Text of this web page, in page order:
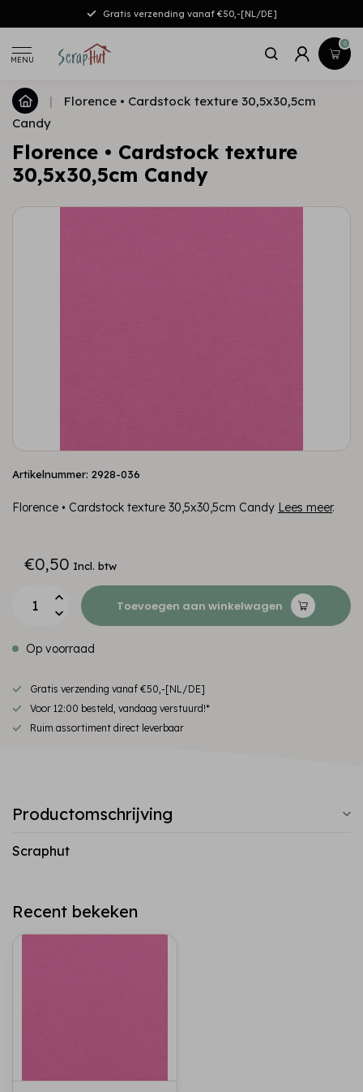
Gratis verzending vanaf €50,-[NL/DE]
MENU
0
|
Florence • Cardstock texture 30,5x30,5cm
Candy
Florence • Cardstock texture
30,5x30,5cm Candy
Artikelnummer: 2928-036
Florence • Cardstock texture 30,5x30,5cm Candy Lees meer.
€0,50 Incl. btw
Toevoegen aan winkelwagen
Op voorraad
Gratis verzending vanaf €50,-[NL/DE]
Voor 12:00 besteld, vandaag verstuurd!*
Ruim assortiment direct leverbaar
Productomschrijving
Scraphut
Recent bekeken